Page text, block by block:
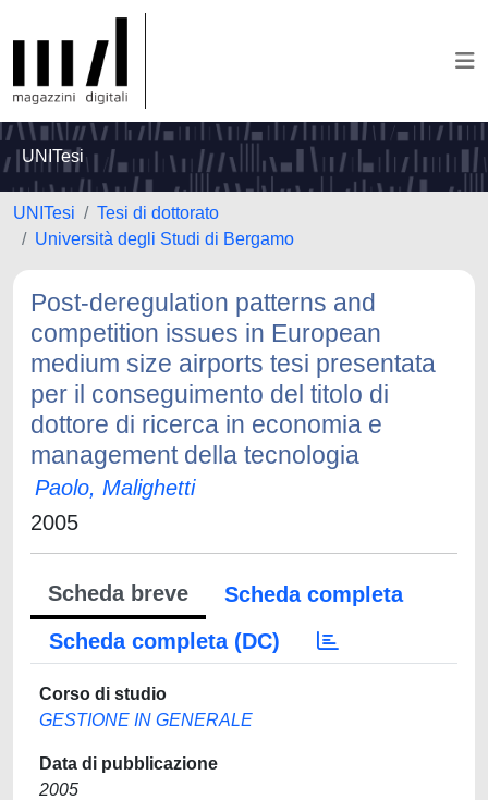
UNITesi
UNITesi
Tesi di dottorato
Università degli Studi di Bergamo
Post-deregulation patterns and
competition issues in European
medium size airports tesi presentata
per il conseguimento del titolo di
dottore di ricerca in economia e
management della tecnologia
Paolo, Malighetti
2005
Scheda breve
Scheda completa
Scheda completa (DC)
Corso di studio
GESTIONE IN GENERALE
Data di pubblicazione
2005